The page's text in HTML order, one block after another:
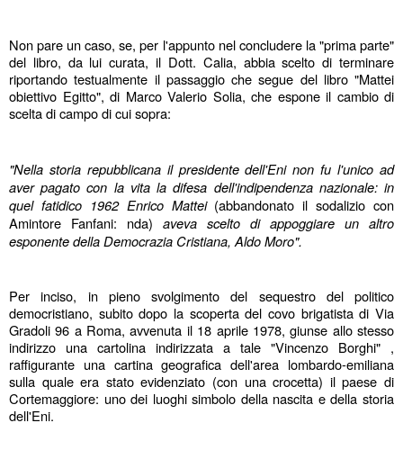
Non pare un caso, se, per l'appunto nel concludere la "prima parte"
del libro, da lui curata, il Dott. Calia, abbia scelto di terminare
riportando testualmente il passaggio che segue del libro "Mattei
obiettivo Egitto", di Marco Valerio Solia, che espone il cambio di
scelta di campo di cui sopra:
"Nella storia repubblicana il presidente dell'Eni non fu l'unico ad
aver pagato con la vita la difesa dell'indipendenza nazionale: in
quel fatidico 1962 Enrico Mattei (abbandonato il sodalizio con
Amintore Fanfani: nda) aveva scelto di appoggiare un altro
esponente della Democrazia Cristiana, Aldo Moro".
Per inciso, in pieno svolgimento del sequestro del politico
democristiano, subito dopo la scoperta del covo brigatista di Via
Gradoli 96 a Roma, avvenuta il 18 aprile 1978, giunse allo stesso
indirizzo una cartolina indirizzata a tale "Vincenzo Borghi" ,
raffigurante una cartina geografica dell'area lombardo-emiliana
sulla quale era stato evidenziato (con una crocetta) il paese di
Cortemaggiore: uno dei luoghi simbolo della nascita e della storia
dell'Eni.